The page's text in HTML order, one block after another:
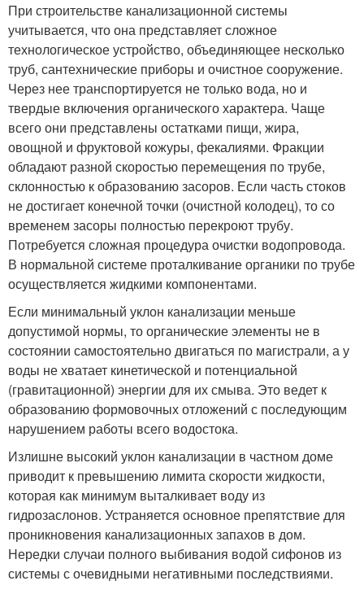
При строительстве канализационной системы
учитывается, что она представляет сложное
технологическое устройство, объединяющее несколько
труб, сантехнические приборы и очистное сооружение.
Через нее транспортируется не только вода, но и
твердые включения органического характера. Чаще
всего они представлены остатками пищи, жира,
овощной и фруктовой кожуры, фекалиями. Фракции
обладают разной скоростью перемещения по трубе,
склонностью к образованию засоров. Если часть стоков
не достигает конечной точки (очистной колодец), то со
временем засоры полностью перекроют трубу.
Потребуется сложная процедура очистки водопровода.
В нормальной системе проталкивание органики по трубе
осуществляется жидкими компонентами.
Если минимальный уклон канализации меньше
допустимой нормы, то органические элементы не в
состоянии самостоятельно двигаться по магистрали, а у
воды не хватает кинетической и потенциальной
(гравитационной) энергии для их смыва. Это ведет к
образованию формовочных отложений с последующим
нарушением работы всего водостока.
Излишне высокий уклон канализации в частном доме
приводит к превышению лимита скорости жидкости,
которая как минимум выталкивает воду из
гидрозаслонов. Устраняется основное препятствие для
проникновения канализационных запахов в дом.
Нередки случаи полного выбивания водой сифонов из
системы с очевидными негативными последствиями.